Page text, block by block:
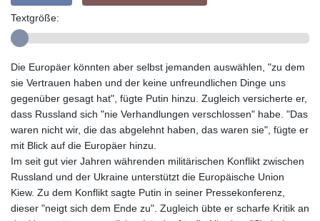
Textgröße:
Die Europäer könnten aber selbst jemanden auswählen, "zu dem
sie Vertrauen haben und der keine unfreundlichen Dinge uns
gegenüber gesagt hat", fügte Putin hinzu. Zugleich versicherte er,
dass Russland sich "nie Verhandlungen verschlossen" habe. "Das
waren nicht wir, die das abgelehnt haben, das waren sie", fügte er
mit Blick auf die Europäer hinzu.
Im seit gut vier Jahren währenden militärischen Konflikt zwischen
Russland und der Ukraine unterstützt die Europäische Union
Kiew. Zu dem Konflikt sagte Putin in seiner Pressekonferenz,
dieser "neigt sich dem Ende zu". Zugleich übte er scharfe Kritik an